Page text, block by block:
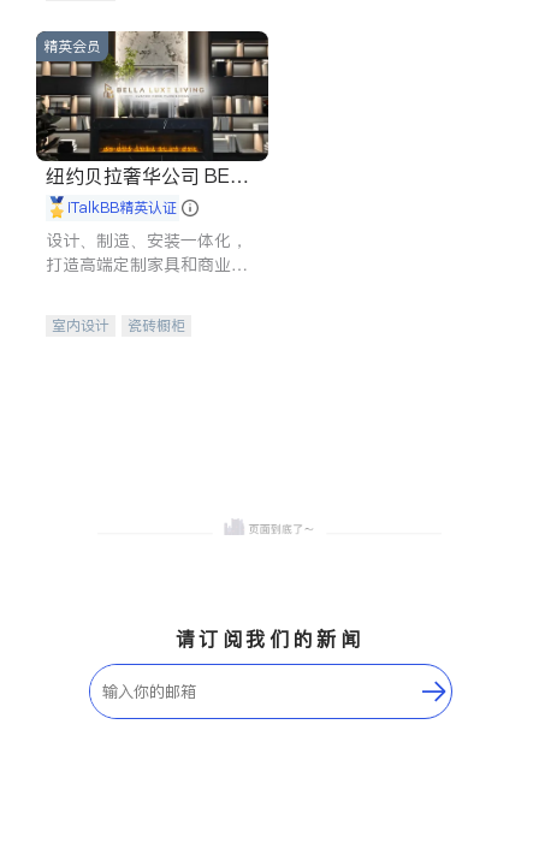
精英会员
纽约贝拉奢华公司 BELL
A LUXE
iTalkBB精英认证
设计、制造、安装一体化，
打造高端定制家具和商业空
室内设计
瓷砖橱柜
请订阅我们的新闻